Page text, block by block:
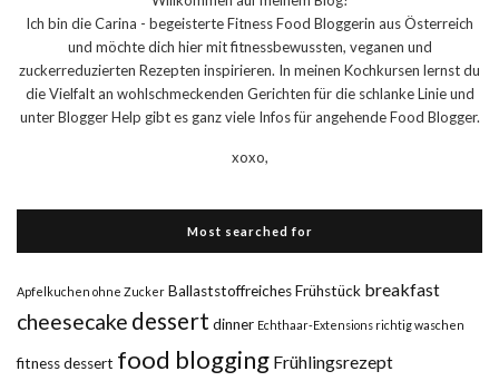
Ich bin die Carina - begeisterte Fitness Food Bloggerin aus Österreich
und möchte dich hier mit fitnessbewussten, veganen und
zuckerreduzierten Rezepten inspirieren. In meinen Kochkursen lernst du
die Vielfalt an wohlschmeckenden Gerichten für die schlanke Linie und
unter Blogger Help gibt es ganz viele Infos für angehende Food Blogger.
xoxo,
Most searched for
Apfelkuchen ohne Zucker Ballaststoffreiches Frühstück breakfast
cheesecake dessert dinner Echthaar-Extensions richtig waschen
fitness dessert food blogging Frühlingsrezept